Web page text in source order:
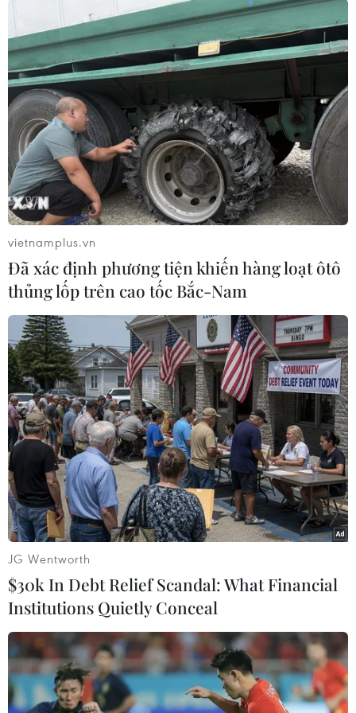
Nam Bộ có mưa rào và dông vài nơi. Gió đông
bắc cấp 2-3. Độ ẩm từ 50-96%. Nhiệt độ thấp
nhất từ 24-27 độ C; cao nhất từ 31-34 độ C./.
(TTXVN/Vietnam+)
#Áo mưa #Thời tiết Bắc Bộ
#Không khí lạnh
#Mưa lũ ở miền Trung
#tin tức
#tin tức mới nhất
#tin tức 24h
#tin tức mới nhất trong ngày
#tin tức thời sự
#tin tức hot #tin tức an ninh
Theo dõi VietnamPlus
TIN LIÊN QUAN
vietnamplus.vn
Đã xác định phương tiện khiến hàng loạt ôtô
thủng lốp trên cao tốc Bắc-Nam
JG Wentworth
$30k In Debt Relief Scandal: What Financial
Institutions Quietly Conceal